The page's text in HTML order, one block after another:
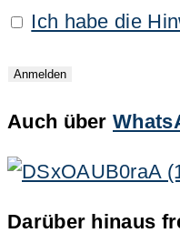
Ich habe die
Auch über
Darüber hinaus